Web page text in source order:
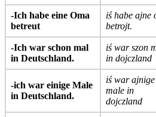
-Ich habe eine Oma
betreut
iś habe ajne
betrojt.
-Ich war schon mal
in Deutschland.
iś war szon
in dojczland
-ich war einige Male
in Deutschland.
iś war ajnige
male in
dojczland